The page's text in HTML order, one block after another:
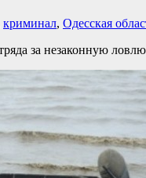
криминал, Одесская
за незаконную